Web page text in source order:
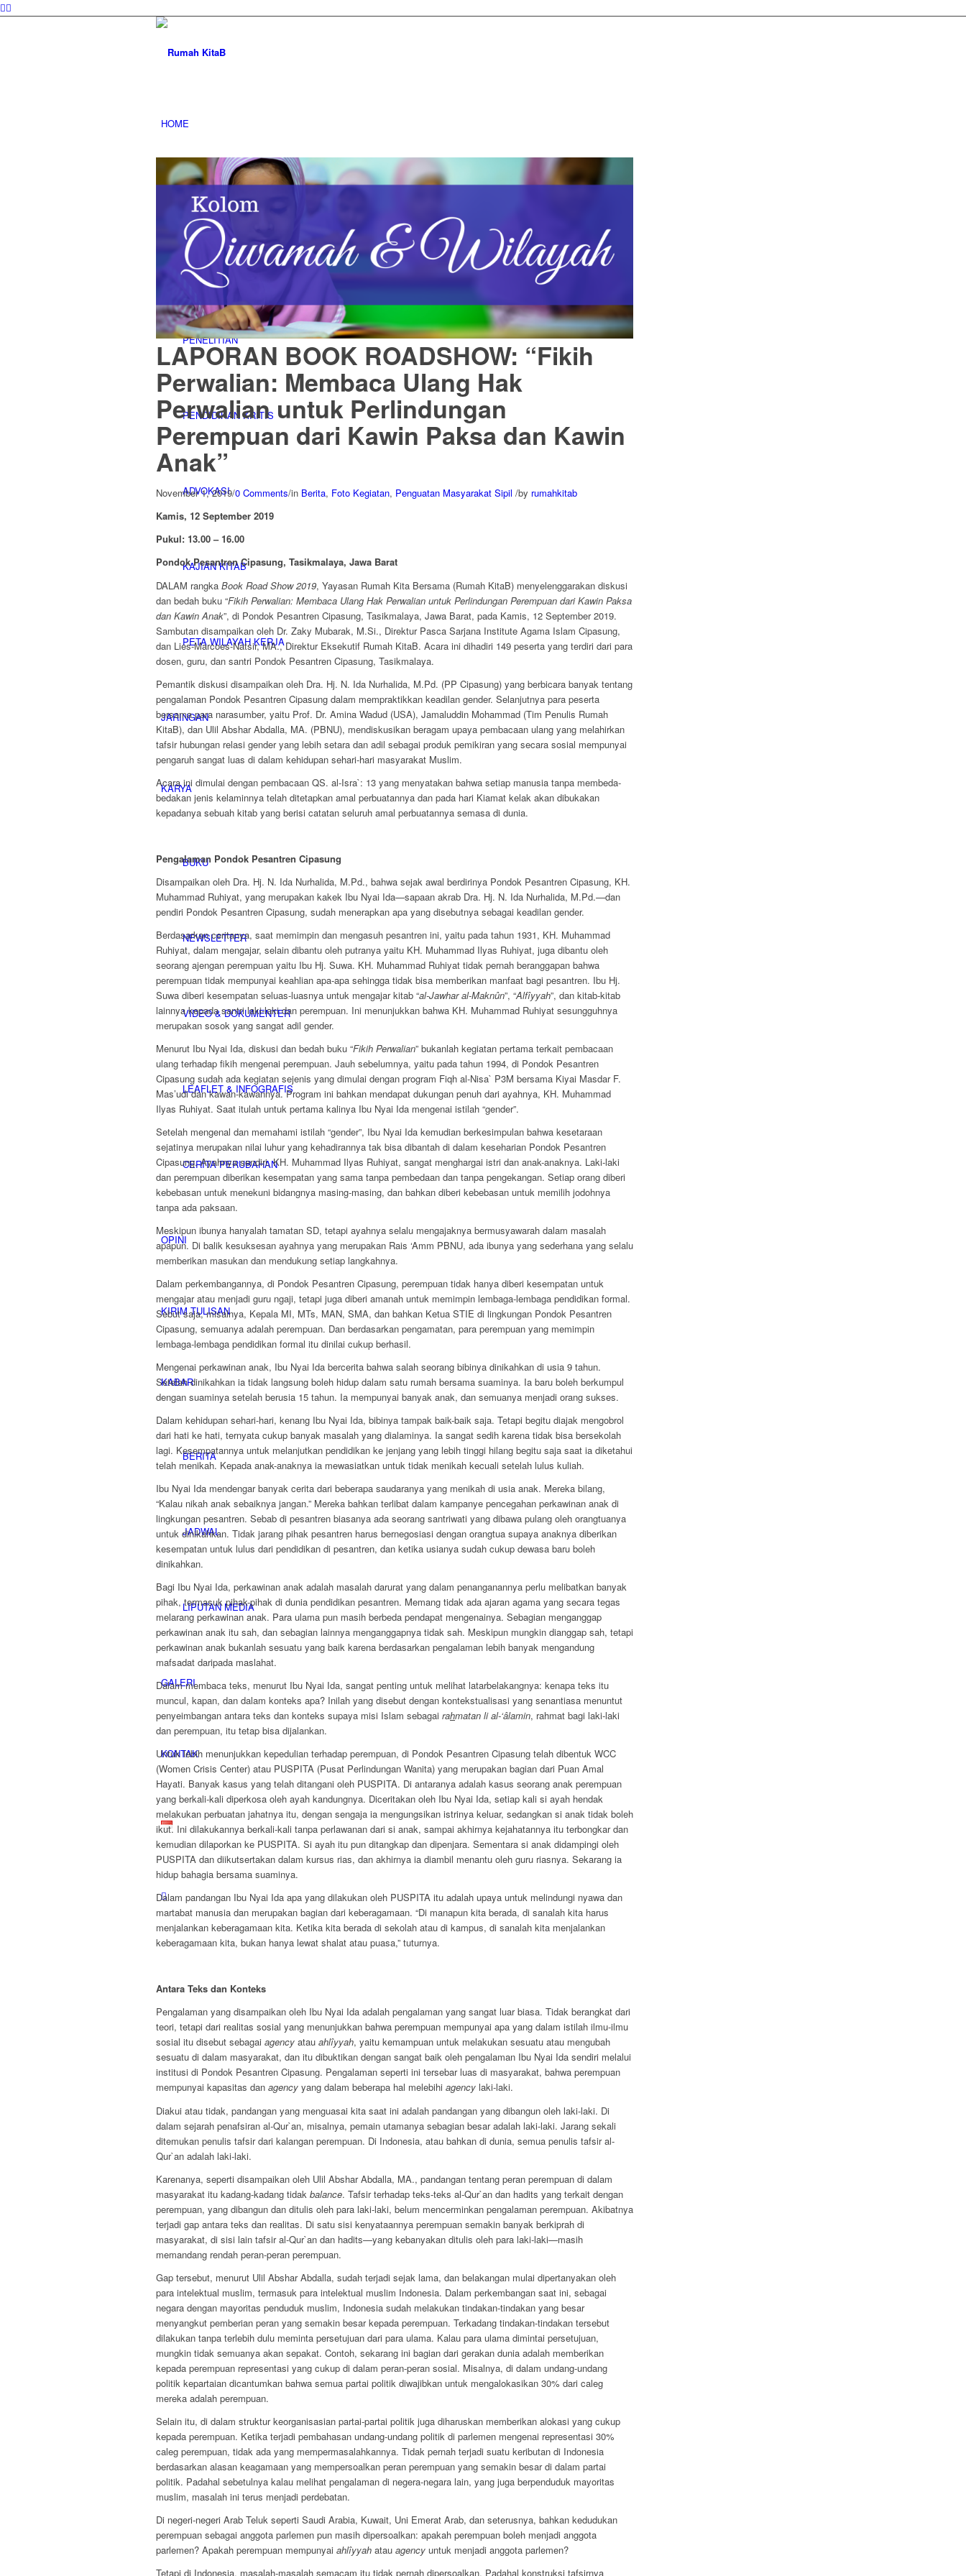
HOME
TENTANG
PROGRAM
PENELITIAN
PENDIDIKAN KRITIS
ADVOKASI
KAJIAN KITAB
PETA WILAYAH KERJA
JARINGAN
KARYA
BUKU
NEWSLETTER
VIDEO & DOKUMENTER
LEAFLET & INFOGRAFIS
CERITA PERUBAHAN
OPINI
KIRIM TULISAN
KABAR
BERITA
JADWAL
LIPUTAN MEDIA
GALERI
KONTAK
LAPORAN BOOK ROADSHOW: “Fikih
Perwalian: Membaca Ulang Hak
Perwalian untuk Perlindungan
Perempuan dari Kawin Paksa dan Kawin
Anak”
November 1, 2019/0 Comments/in Berita, Foto Kegiatan, Penguatan Masyarakat Sipil /by rumahkitab
Kamis, 12 September 2019
Pukul: 13.00 – 16.00
Pondok Pesantren Cipasung, Tasikmalaya, Jawa Barat
DALAM rangka Book Road Show 2019, Yayasan Rumah Kita Bersama (Rumah KitaB) menyelenggarakan diskusi
dan bedah buku “Fikih Perwalian: Membaca Ulang Hak Perwalian untuk Perlindungan Perempuan dari Kawin Paksa
dan Kawin Anak”, di Pondok Pesantren Cipasung, Tasikmalaya, Jawa Barat, pada Kamis, 12 September 2019.
Sambutan disampaikan oleh Dr. Zaky Mubarak, M.Si., Direktur Pasca Sarjana Institute Agama Islam Cipasung,
dan Lies-Marcoes-Natsir, MA., Direktur Eksekutif Rumah KitaB. Acara ini dihadiri 149 peserta yang terdiri dari para
dosen, guru, dan santri Pondok Pesantren Cipasung, Tasikmalaya.
Pemantik diskusi disampaikan oleh Dra. Hj. N. Ida Nurhalida, M.Pd. (PP Cipasung) yang berbicara banyak tentang
pengalaman Pondok Pesantren Cipasung dalam mempraktikkan keadilan gender. Selanjutnya para peserta
bersama para narasumber, yaitu Prof. Dr. Amina Wadud (USA), Jamaluddin Mohammad (Tim Penulis Rumah
KitaB), dan Ulil Abshar Abdalla, MA. (PBNU), mendiskusikan beragam upaya pembacaan ulang yang melahirkan
tafsir hubungan relasi gender yang lebih setara dan adil sebagai produk pemikiran yang secara sosial mempunyai
pengaruh sangat luas di dalam kehidupan sehari-hari masyarakat Muslim.
Acara ini dimulai dengan pembacaan QS. al-Isra`: 13 yang menyatakan bahwa setiap manusia tanpa membeda-
bedakan jenis kelaminnya telah ditetapkan amal perbuatannya dan pada hari Kiamat kelak akan dibukakan
kepadanya sebuah kitab yang berisi catatan seluruh amal perbuatannya semasa di dunia.
Pengalaman Pondok Pesantren Cipasung
Disampaikan oleh Dra. Hj. N. Ida Nurhalida, M.Pd., bahwa sejak awal berdirinya Pondok Pesantren Cipasung, KH.
Muhammad Ruhiyat, yang merupakan kakek Ibu Nyai Ida—sapaan akrab Dra. Hj. N. Ida Nurhalida, M.Pd.—dan
pendiri Pondok Pesantren Cipasung, sudah menerapkan apa yang disebutnya sebagai keadilan gender.
Berdasarkan ceritanya, saat memimpin dan mengasuh pesantren ini, yaitu pada tahun 1931, KH. Muhammad
Ruhiyat, dalam mengajar, selain dibantu oleh putranya yaitu KH. Muhammad Ilyas Ruhiyat, juga dibantu oleh
seorang ajengan perempuan yaitu Ibu Hj. Suwa. KH. Muhammad Ruhiyat tidak pernah beranggapan bahwa
perempuan tidak mempunyai keahlian apa-apa sehingga tidak bisa memberikan manfaat bagi pesantren. Ibu Hj.
Suwa diberi kesempatan seluas-luasnya untuk mengajar kitab “al-Jawhar al-Maknûn”, “Alfîyyah”, dan kitab-kitab
lainnya kepada santri laki-laki dan perempuan. Ini menunjukkan bahwa KH. Muhammad Ruhiyat sesungguhnya
merupakan sosok yang sangat adil gender.
Menurut Ibu Nyai Ida, diskusi dan bedah buku “Fikih Perwalian” bukanlah kegiatan pertama terkait pembacaan
ulang terhadap fikih mengenai perempuan. Jauh sebelumnya, yaitu pada tahun 1994, di Pondok Pesantren
Cipasung sudah ada kegiatan sejenis yang dimulai dengan program Fiqh al-Nisa` P3M bersama Kiyai Masdar F.
Mas’udi dan kawan-kawannya. Program ini bahkan mendapat dukungan penuh dari ayahnya, KH. Muhammad
Ilyas Ruhiyat. Saat itulah untuk pertama kalinya Ibu Nyai Ida mengenai istilah “gender”.
Setelah mengenal dan memahami istilah “gender”, Ibu Nyai Ida kemudian berkesimpulan bahwa kesetaraan
sejatinya merupakan nilai luhur yang kehadirannya tak bisa dibantah di dalam keseharian Pondok Pesantren
Cipasung. Ayahnya sendiri, KH. Muhammad Ilyas Ruhiyat, sangat menghargai istri dan anak-anaknya. Laki-laki
dan perempuan diberikan kesempatan yang sama tanpa pembedaan dan tanpa pengekangan. Setiap orang diberi
kebebasan untuk menekuni bidangnya masing-masing, dan bahkan diberi kebebasan untuk memilih jodohnya
tanpa ada paksaan.
Meskipun ibunya hanyalah tamatan SD, tetapi ayahnya selalu mengajaknya bermusyawarah dalam masalah
apapun. Di balik kesuksesan ayahnya yang merupakan Rais ‘Amm PBNU, ada ibunya yang sederhana yang selalu
memberikan masukan dan mendukung setiap langkahnya.
Dalam perkembangannya, di Pondok Pesantren Cipasung, perempuan tidak hanya diberi kesempatan untuk
mengajar atau menjadi guru ngaji, tetapi juga diberi amanah untuk memimpin lembaga-lembaga pendidikan formal.
Sebut saja, misalnya, Kepala MI, MTs, MAN, SMA, dan bahkan Ketua STIE di lingkungan Pondok Pesantren
Cipasung, semuanya adalah perempuan. Dan berdasarkan pengamatan, para perempuan yang memimpin
lembaga-lembaga pendidikan formal itu dinilai cukup berhasil.
Mengenai perkawinan anak, Ibu Nyai Ida bercerita bahwa salah seorang bibinya dinikahkan di usia 9 tahun.
Setelah dinikahkan ia tidak langsung boleh hidup dalam satu rumah bersama suaminya. Ia baru boleh berkumpul
dengan suaminya setelah berusia 15 tahun. Ia mempunyai banyak anak, dan semuanya menjadi orang sukses.
Dalam kehidupan sehari-hari, kenang Ibu Nyai Ida, bibinya tampak baik-baik saja. Tetapi begitu diajak mengobrol
dari hati ke hati, ternyata cukup banyak masalah yang dialaminya. Ia sangat sedih karena tidak bisa bersekolah
lagi. Kesempatannya untuk melanjutkan pendidikan ke jenjang yang lebih tinggi hilang begitu saja saat ia diketahui
telah menikah. Kepada anak-anaknya ia mewasiatkan untuk tidak menikah kecuali setelah lulus kuliah.
Ibu Nyai Ida mendengar banyak cerita dari beberapa saudaranya yang menikah di usia anak. Mereka bilang,
“Kalau nikah anak sebaiknya jangan.” Mereka bahkan terlibat dalam kampanye pencegahan perkawinan anak di
lingkungan pesantren. Sebab di pesantren biasanya ada seorang santriwati yang dibawa pulang oleh orangtuanya
untuk dinikahkan. Tidak jarang pihak pesantren harus bernegosiasi dengan orangtua supaya anaknya diberikan
kesempatan untuk lulus dari pendidikan di pesantren, dan ketika usianya sudah cukup dewasa baru boleh
dinikahkan.
Bagi Ibu Nyai Ida, perkawinan anak adalah masalah darurat yang dalam penanganannya perlu melibatkan banyak
pihak, termasuk pihak-pihak di dunia pendidikan pesantren. Memang tidak ada ajaran agama yang secara tegas
melarang perkawinan anak. Para ulama pun masih berbeda pendapat mengenainya. Sebagian menganggap
perkawinan anak itu sah, dan sebagian lainnya menganggapnya tidak sah. Meskipun mungkin dianggap sah, tetapi
perkawinan anak bukanlah sesuatu yang baik karena berdasarkan pengalaman lebih banyak mengandung
mafsadat daripada maslahat.
Dalam membaca teks, menurut Ibu Nyai Ida, sangat penting untuk melihat latarbelakangnya: kenapa teks itu
muncul, kapan, dan dalam konteks apa? Inilah yang disebut dengan kontekstualisasi yang senantiasa menuntut
penyeimbangan antara teks dan konteks supaya misi Islam sebagai rahmatan li al-‘âlamin, rahmat bagi laki-laki
dan perempuan, itu tetap bisa dijalankan.
Untuk lebih menunjukkan kepedulian terhadap perempuan, di Pondok Pesantren Cipasung telah dibentuk WCC
(Women Crisis Center) atau PUSPITA (Pusat Perlindungan Wanita) yang merupakan bagian dari Puan Amal
Hayati. Banyak kasus yang telah ditangani oleh PUSPITA. Di antaranya adalah kasus seorang anak perempuan
yang berkali-kali diperkosa oleh ayah kandungnya. Diceritakan oleh Ibu Nyai Ida, setiap kali si ayah hendak
melakukan perbuatan jahatnya itu, dengan sengaja ia mengungsikan istrinya keluar, sedangkan si anak tidak boleh
ikut. Ini dilakukannya berkali-kali tanpa perlawanan dari si anak, sampai akhirnya kejahatannya itu terbongkar dan
kemudian dilaporkan ke PUSPITA. Si ayah itu pun ditangkap dan dipenjara. Sementara si anak didampingi oleh
PUSPITA dan diikutsertakan dalam kursus rias, dan akhirnya ia diambil menantu oleh guru riasnya. Sekarang ia
hidup bahagia bersama suaminya.
Dalam pandangan Ibu Nyai Ida apa yang dilakukan oleh PUSPITA itu adalah upaya untuk melindungi nyawa dan
martabat manusia dan merupakan bagian dari keberagamaan. “Di manapun kita berada, di sanalah kita harus
menjalankan keberagamaan kita. Ketika kita berada di sekolah atau di kampus, di sanalah kita menjalankan
keberagamaan kita, bukan hanya lewat shalat atau puasa,” tuturnya.
Antara Teks dan Konteks
Pengalaman yang disampaikan oleh Ibu Nyai Ida adalah pengalaman yang sangat luar biasa. Tidak berangkat dari
teori, tetapi dari realitas sosial yang menunjukkan bahwa perempuan mempunyai apa yang dalam istilah ilmu-ilmu
sosial itu disebut sebagai agency atau ahlîyyah, yaitu kemampuan untuk melakukan sesuatu atau mengubah
sesuatu di dalam masyarakat, dan itu dibuktikan dengan sangat baik oleh pengalaman Ibu Nyai Ida sendiri melalui
institusi di Pondok Pesantren Cipasung. Pengalaman seperti ini tersebar luas di masyarakat, bahwa perempuan
mempunyai kapasitas dan agency yang dalam beberapa hal melebihi agency laki-laki.
Diakui atau tidak, pandangan yang menguasai kita saat ini adalah pandangan yang dibangun oleh laki-laki. Di
dalam sejarah penafsiran al-Qur`an, misalnya, pemain utamanya sebagian besar adalah laki-laki. Jarang sekali
ditemukan penulis tafsir dari kalangan perempuan. Di Indonesia, atau bahkan di dunia, semua penulis tafsir al-
Qur`an adalah laki-laki.
Karenanya, seperti disampaikan oleh Ulil Abshar Abdalla, MA., pandangan tentang peran perempuan di dalam
masyarakat itu kadang-kadang tidak balance. Tafsir terhadap teks-teks al-Qur`an dan hadits yang terkait dengan
perempuan, yang dibangun dan ditulis oleh para laki-laki, belum mencerminkan pengalaman perempuan. Akibatnya
terjadi gap antara teks dan realitas. Di satu sisi kenyataannya perempuan semakin banyak berkiprah di
masyarakat, di sisi lain tafsir al-Qur`an dan hadits—yang kebanyakan ditulis oleh para laki-laki—masih
memandang rendah peran-peran perempuan.
Gap tersebut, menurut Ulil Abshar Abdalla, sudah terjadi sejak lama, dan belakangan mulai dipertanyakan oleh
para intelektual muslim, termasuk para intelektual muslim Indonesia. Dalam perkembangan saat ini, sebagai
negara dengan mayoritas penduduk muslim, Indonesia sudah melakukan tindakan-tindakan yang besar
menyangkut pemberian peran yang semakin besar kepada perempuan. Terkadang tindakan-tindakan tersebut
dilakukan tanpa terlebih dulu meminta persetujuan dari para ulama. Kalau para ulama dimintai persetujuan,
mungkin tidak semuanya akan sepakat. Contoh, sekarang ini bagian dari gerakan dunia adalah memberikan
kepada perempuan representasi yang cukup di dalam peran-peran sosial. Misalnya, di dalam undang-undang
politik kepartaian dicantumkan bahwa semua partai politik diwajibkan untuk mengalokasikan 30% dari caleg
mereka adalah perempuan.
Selain itu, di dalam struktur keorganisasian partai-partai politik juga diharuskan memberikan alokasi yang cukup
kepada perempuan. Ketika terjadi pembahasan undang-undang politik di parlemen mengenai representasi 30%
caleg perempuan, tidak ada yang mempermasalahkannya. Tidak pernah terjadi suatu keributan di Indonesia
berdasarkan alasan keagamaan yang mempersoalkan peran perempuan yang semakin besar di dalam partai
politik. Padahal sebetulnya kalau melihat pengalaman di negera-negara lain, yang juga berpenduduk mayoritas
muslim, masalah ini terus menjadi perdebatan.
Di negeri-negeri Arab Teluk seperti Saudi Arabia, Kuwait, Uni Emerat Arab, dan seterusnya, bahkan kedudukan
perempuan sebagai anggota parlemen pun masih dipersoalkan: apakah perempuan boleh menjadi anggota
parlemen? Apakah perempuan mempunyai ahlîyyah atau agency untuk menjadi anggota parlemen?
Tetapi di Indonesia, masalah-masalah semacam itu tidak pernah dipersoalkan. Padahal konstruksi tafsirnya